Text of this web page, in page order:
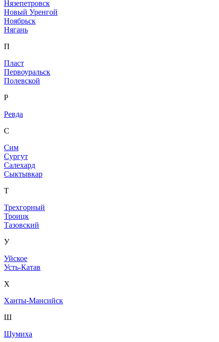
Нязепетровск
Новый Уренгой
Ноябрьск
Нягань
П
Пласт
Первоуральск
Полевской
Р
Ревда
С
Сим
Сургут
Салехард
Сыктывкар
Т
Трехгорный
Троицк
Тазовский
У
Уйское
Усть-Катав
Х
Ханты-Мансийск
Ш
Шумиха